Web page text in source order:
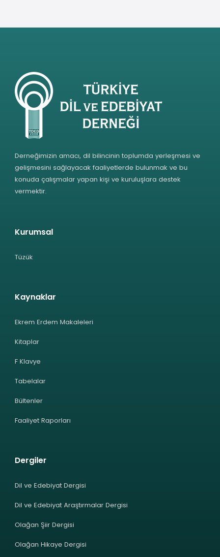
Derneğimizin amacı, dil bilincinin toplumda yerleşmesi ve
gelişmesini sağlayacak faaliyetlerde bulunmak ve bu
konuda çalışmalar yapan kişi ve kuruluşlara destek
vermektir.
Kurumsal
Tüzük
Kaynaklar
Ekrem Erdem Makaleleri
Kitaplar
F Klavye
Tabelalar
Bültenler
Faaliyet Raporları
Dergiler
Dil ve Edebiyat Dergisi
Dil ve Edebiyat Araştırmalar Dergisi
Olağan Şiir Dergisi
Olağan Hikaye Dergisi